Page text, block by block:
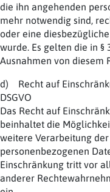
die ihn angehenden
mehr notwendig sind,
oder eine
wurde. Es gelten die in §
Ausnahmen von diesem
d) Recht auf
DSGVO
Das Recht auf
beinhaltet die
weitere Verarbeitung
personenbezogenen
Einschränkung tritt vor
anderer